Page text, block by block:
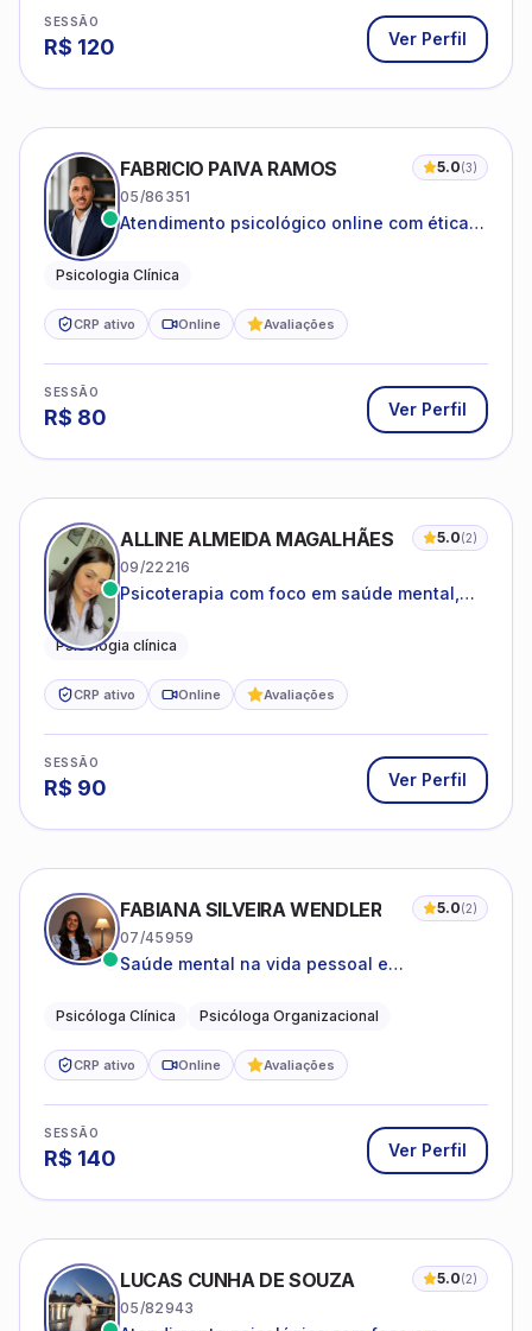
SESSÃO
R$ 120 Ver Perfil
FABRICIO PAIVA RAMOS 5.0(3)
05/86351
Atendimento psicológico online com ética,
Psicologia Clínica
CRP ativo Online Avaliações
SESSÃO
R$ 80 Ver Perfil
ALLINE ALMEIDA MAGALHÃES 5.0(2)
09/22216
Psicoterapia com foco em saúde mental,
adolescentes e adultos.
Psicologia clínica
CRP ativo Online Avaliações
SESSÃO
R$ 90 Ver Perfil
FABIANA SILVEIRA WENDLER 5.0(2)
07/45959
Saúde mental na vida pessoal e
Psicóloga Clínica Psicóloga Organizacional
CRP ativo Online Avaliações
SESSÃO
R$ 140 Ver Perfil
LUCAS CUNHA DE SOUZA 5.0(2)
05/82943